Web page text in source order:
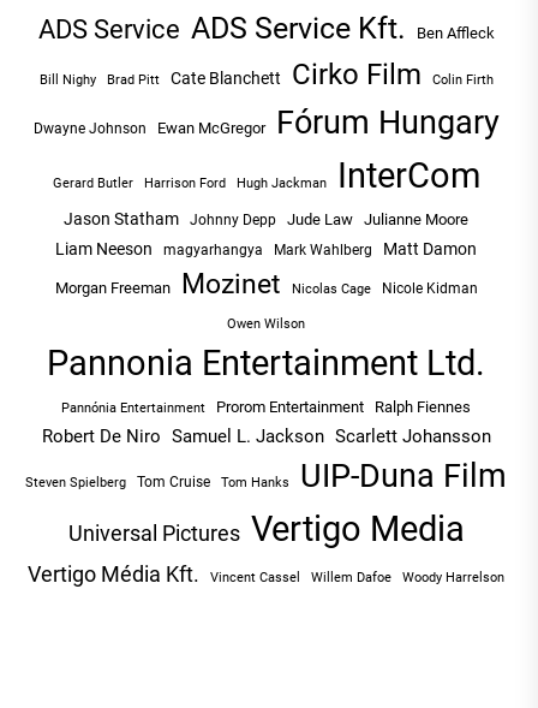
ADS Service ADS Service Kft. Ben Affleck
Bill Nighy Brad Pitt Cate Blanchett Cirko Film Colin Firth
Dwayne Johnson Ewan McGregor Fórum Hungary
Gerard Butler Harrison Ford Hugh Jackman InterCom
Jason Statham Johnny Depp Jude Law Julianne Moore
Liam Neeson magyarhangya Mark Wahlberg Matt Damon
Morgan Freeman Mozinet Nicolas Cage Nicole Kidman
Owen Wilson
Pannonia Entertainment Ltd.
Pannónia Entertainment Prorom Entertainment Ralph Fiennes
Robert De Niro Samuel L. Jackson Scarlett Johansson
Steven Spielberg Tom Cruise Tom Hanks UIP-Duna Film
Universal Pictures Vertigo Media
Vertigo Média Kft. Vincent Cassel Willem Dafoe Woody Harrelson